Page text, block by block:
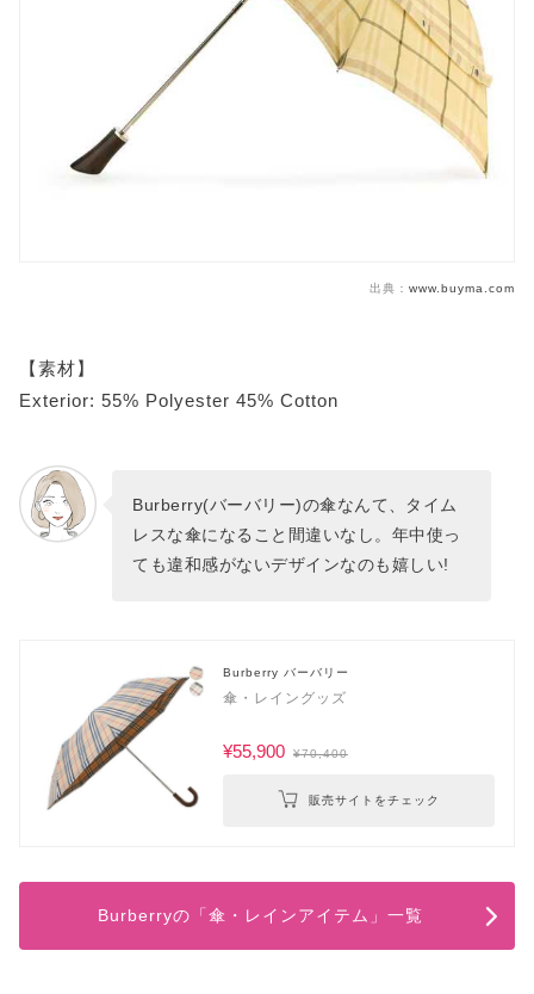
出典： www.buyma.com
【素材】
Exterior: 55% Polyester 45% Cotton
Burberry(バーバリー)の傘なんて、タイム
レスな傘になること間違いなし。年中使っ
ても違和感がないデザインなのも嬉しい!
Burberry バーバリー
傘・レイングッズ
¥55,900 ¥70,400
販売サイトをチェック
Burberryの「傘・レインアイテム」一覧